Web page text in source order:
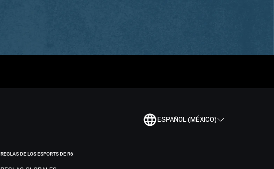
ESPAÑOL (MÉXICO)
REGLAS DE LOS ESPORTS DE R6